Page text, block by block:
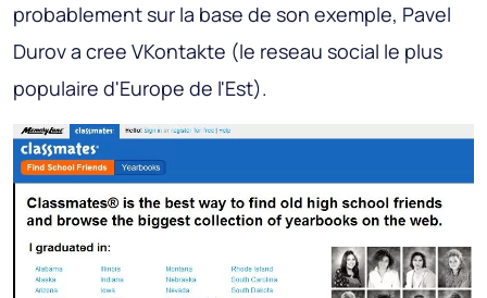
probablement sur la base de son exemple, Pavel
Durov a cree VKontakte (le reseau social le plus
populaire d'Europe de l'Est).